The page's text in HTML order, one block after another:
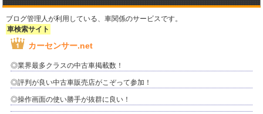
ブログ管理人が利用している、車関係のサービスです。
車検索サイト
カーセンサー.net
◎業界最多クラスの中古車掲載数！
◎評判が良い中古車販売店がこぞって参加！
◎操作画面の使い勝手が抜群に良い！